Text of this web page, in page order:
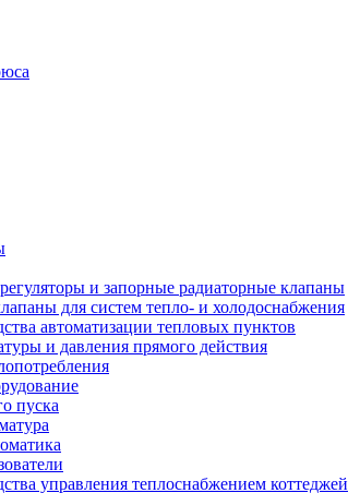
и запорные радиаторные клапаны
для систем тепло- и холодоснабжения
автоматизации тепловых пунктов
и давления прямого действия
пуска
управления теплоснабжением коттеджей